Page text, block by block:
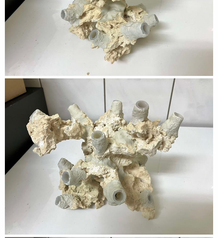
再依照情況補滿矽膠管周遭的塑鋼土，加固及美觀自然，並
可以以手指沾水將矽膠管外壁上的塑鋼土往上推